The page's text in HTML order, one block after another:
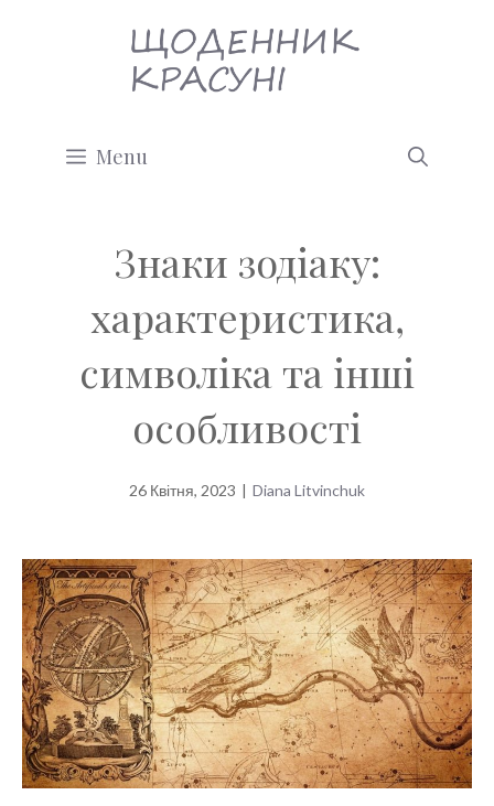
Menu
Знаки зодіаку:
характеристика,
символіка та інші
особливості
26 Квітня, 2023 | Diana Litvinchuk